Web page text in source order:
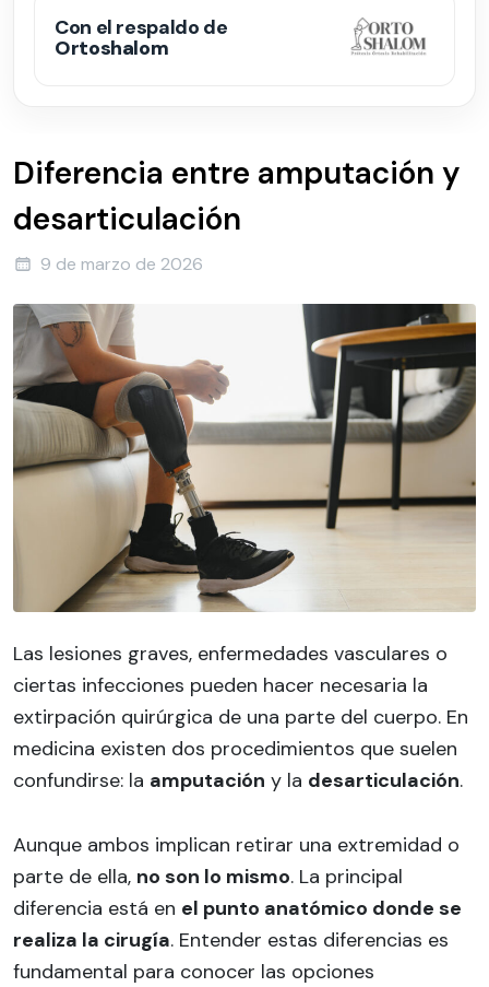
Con el respaldo de
Ortoshalom
Diferencia entre amputación y
desarticulación
9 de marzo de 2026
Las lesiones graves, enfermedades vasculares o
ciertas infecciones pueden hacer necesaria la
extirpación quirúrgica de una parte del cuerpo. En
medicina existen dos procedimientos que suelen
confundirse: la amputación y la desarticulación.
Aunque ambos implican retirar una extremidad o
parte de ella, no son lo mismo. La principal
diferencia está en el punto anatómico donde se
realiza la cirugía. Entender estas diferencias es
fundamental para conocer las opciones